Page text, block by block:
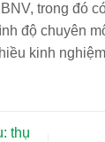
trong đó
độ chuyên
kinh
thụ